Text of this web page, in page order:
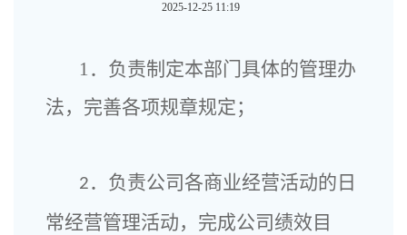
2025-12-25 11:19
1．负责制定本部门具体的管理办
法，完善各项规章规定；
2．负责公司各商业经营活动的日
常经营管理活动，完成公司绩效目